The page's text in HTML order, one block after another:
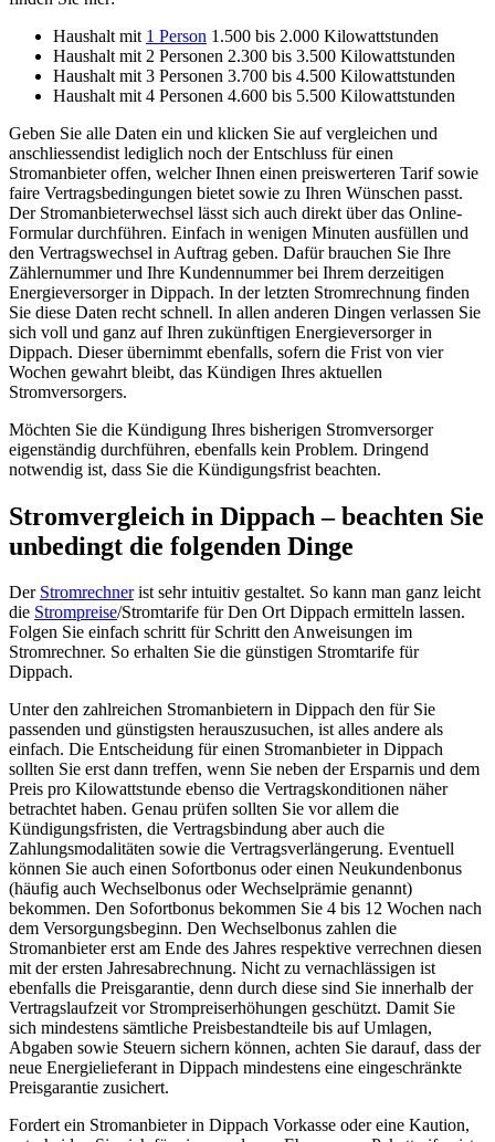
Haushalt mit 1 Person 1.500 bis 2.000 Kilowattstunden
Haushalt mit 2 Personen 2.300 bis 3.500 Kilowattstunden
Haushalt mit 3 Personen 3.700 bis 4.500 Kilowattstunden
Haushalt mit 4 Personen 4.600 bis 5.500 Kilowattstunden
Geben Sie alle Daten ein und klicken Sie auf vergleichen und
anschliessendist lediglich noch der Entschluss für einen
Stromanbieter offen, welcher Ihnen einen preiswerteren Tarif sowie
faire Vertragsbedingungen bietet sowie zu Ihren Wünschen passt.
Der Stromanbieterwechsel lässt sich auch direkt über das Online-
Formular durchführen. Einfach in wenigen Minuten ausfüllen und
den Vertragswechsel in Auftrag geben. Dafür brauchen Sie Ihre
Zählernummer und Ihre Kundennummer bei Ihrem derzeitigen
Energieversorger in Dippach. In der letzten Stromrechnung finden
Sie diese Daten recht schnell. In allen anderen Dingen verlassen Sie
sich voll und ganz auf Ihren zukünftigen Energieversorger in
Dippach. Dieser übernimmt ebenfalls, sofern die Frist von vier
Wochen gewahrt bleibt, das Kündigen Ihres aktuellen
Stromversorgers.
Möchten Sie die Kündigung Ihres bisherigen Stromversorger
eigenständig durchführen, ebenfalls kein Problem. Dringend
notwendig ist, dass Sie die Kündigungsfrist beachten.
Stromvergleich in Dippach – beachten Sie
unbedingt die folgenden Dinge
Der Stromrechnerist sehr intuitiv gestaltet. So kann man ganz leicht
die Strompreise/Stromtarife für Den Ort Dippach ermitteln lassen.
Folgen Sie einfach schritt für Schritt den Anweisungen im
Stromrechner. So erhalten Sie die günstigen Stromtarife für
Dippach.
Unter den zahlreichen Stromanbietern in Dippach den für Sie
passenden und günstigsten herauszusuchen, ist alles andere als
einfach. Die Entscheidung für einen Stromanbieter in Dippach
sollten Sie erst dann treffen, wenn Sie neben der Ersparnis und dem
Preis pro Kilowattstunde ebenso die Vertragskonditionen näher
betrachtet haben. Genau prüfen sollten Sie vor allem die
Kündigungsfristen, die Vertragsbindung aber auch die
Zahlungsmodalitäten sowie die Vertragsverlängerung. Eventuell
können Sie auch einen Sofortbonus oder einen Neukundenbonus
(häufig auch Wechselbonus oder Wechselprämie genannt)
bekommen. Den Sofortbonus bekommen Sie 4 bis 12 Wochen nach
dem Versorgungsbeginn. Den Wechselbonus zahlen die
Stromanbieter erst am Ende des Jahres respektive verrechnen diesen
mit der ersten Jahresabrechnung. Nicht zu vernachlässigen ist
ebenfalls die Preisgarantie, denn durch diese sind Sie innerhalb der
Vertragslaufzeit vor Strompreiserhöhungen geschützt. Damit Sie
sich mindestens sämtliche Preisbestandteile bis auf Umlagen,
Abgaben sowie Steuern sichern können, achten Sie darauf, dass der
neue Energielieferant in Dippach mindestens eine eingeschränkte
Preisgarantie zusichert.
Fordert ein Stromanbieter in Dippach Vorkasse oder eine Kaution,